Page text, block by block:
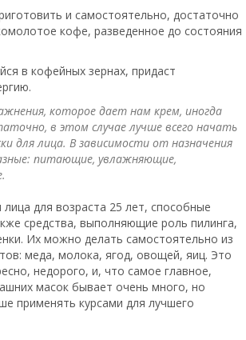
и самостоятельно, достаточно
кофе, разведенное до состояния
в кофейных зернах, придаст
которое дает нам крем, иногда
в этом случае лучше всего начать
для лица. В зависимости от назначения
питающие, увлажняющие,
для возраста 25 лет, способные
средства, выполняющие роль пилинга,
Их можно делать самостоятельно из
меда, молока, ягод, овощей, яиц. Это
недорого, и, что самое главное,
масок бывает очень много, но
применять курсами для лучшего